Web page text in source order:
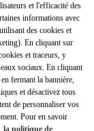
in New Tab
et l'efficacité des
informations avec
des cookies et
En cliquant sur
et traceurs, y
sociaux. En cliquant
fermant la bannière,
et désactivez tous
de personnaliser vos
Pour en savoir